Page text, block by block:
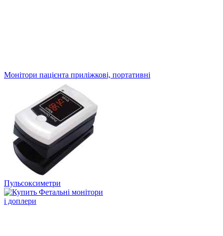
Монітори пацієнта приліжкові, портативні
Пульсоксиметри